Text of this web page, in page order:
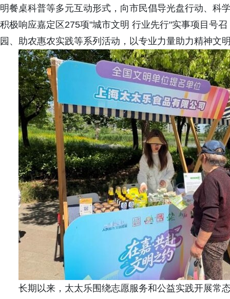
明餐桌科普等多元互动形式，向市民倡导光盘行动、科
积极响应嘉定区275项"城市文明 行业先行"实事项目号
园、助农惠农实践等系列活动，以专业力量助力精神文
长期以来，太太乐围绕志愿服务和公益实践开展常